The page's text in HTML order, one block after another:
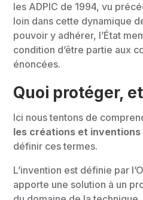
les ADPIC de 1994, vu
loin dans cette dynamique
pouvoir y adhérer, l’État
condition d’être partie aux
énoncées.
Quoi protéger,
Ici nous tentons de
les créations et inventions
définir ces termes.
L’invention est définie par
apporte une solution à un